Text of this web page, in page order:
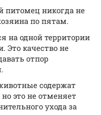
питомец никогда не
по пятам.
на одной территории
качество не
отпор
содержат
это не отменяет
ухода за